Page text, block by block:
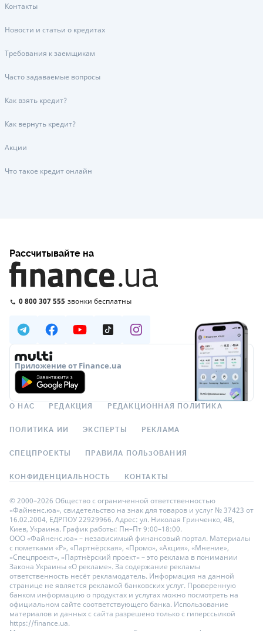
Контакты
Новости и статьи о кредитах
Требования к заемщикам
Часто задаваемые вопросы
Как взять кредит?
Как вернуть кредит?
Акции
Что такое кредит онлайн
Рассчитывайте на
0 800 307 555 звонки бесплатны
Приложение от Finance.ua
О НАС РЕДАКЦИЯ РЕДАКЦИОННАЯ ПОЛИТИКА
ПОЛИТИКА ИИ ЭКСПЕРТЫ РЕКЛАМА
СПЕЦПРОЕКТЫ ПРАВИЛА ПОЛЬЗОВАНИЯ
КОНФИДЕНЦИАЛЬНОСТЬ КОНТАКТЫ
© 2000–2026 Общество с ограниченной ответственностью
«Файненс.юа», свидетельство на знак для товаров и услуг № 37423 от
16.02.2004, ЕДРПОУ 22929966. Адрес: ул. Николая Гринченко, 4В,
Киев, Украина. График работы: Пн–Пт 9:00–18:00.
ООО «Файненс.юа» – независимый финансовый портал. Материалы
с пометками «Р», «Партнёрская», «Промо», «Акция», «Мнение»,
«Спецпроект», «Партнёрский проект» – это реклама в понимании
Закона Украины «О рекламе». За содержание рекламы
ответственность несёт рекламодатель. Информация на данной
странице не является рекламой банковских услуг. Проверенную
банком информацию о продуктах и услугах можно посмотреть на
официальном сайте соответствующего банка. Использование
материалов и данных с сайта разрешено только с гиперссылкой
https://finance.ua.